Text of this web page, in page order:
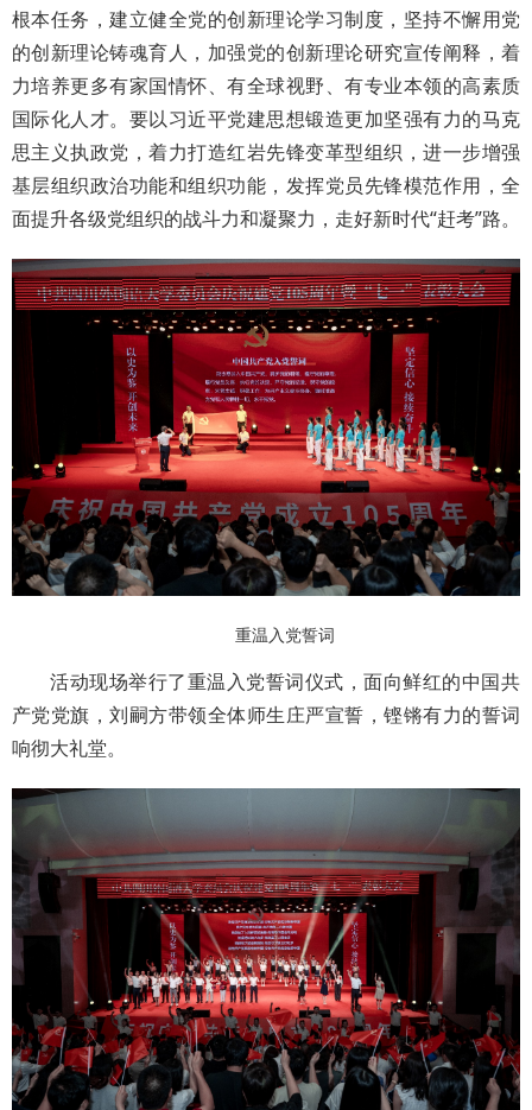
根本任务，建立健全党的创新理论学习制度，坚持不懈用党
的创新理论铸魂育人，加强党的创新理论研究宣传阐释，着
力培养更多有家国情怀、有全球视野、有专业本领的高素质
国际化人才。要以习近平党建思想锻造更加坚强有力的马克
思主义执政党，着力打造红岩先锋变革型组织，进一步增强
基层组织政治功能和组织功能，发挥党员先锋模范作用，全
面提升各级党组织的战斗力和凝聚力，走好新时代“赶考”路。
重温入党誓词
活动现场举行了重温入党誓词仪式，面向鲜红的中国共
产党党旗，刘嗣方带领全体师生庄严宣誓，铿锵有力的誓词
响彻大礼堂。